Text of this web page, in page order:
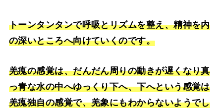
トーンタンタンで呼吸とリズムを整え、精神を内
の深いところへ向けていくのです。
羌瘣の感覚は、だんだん周りの動きが遅くなり真
っ青な水の中へゆっくり下へ、下へという感覚は
羌瘣独自の感覚で、羌象にもわからないようでし